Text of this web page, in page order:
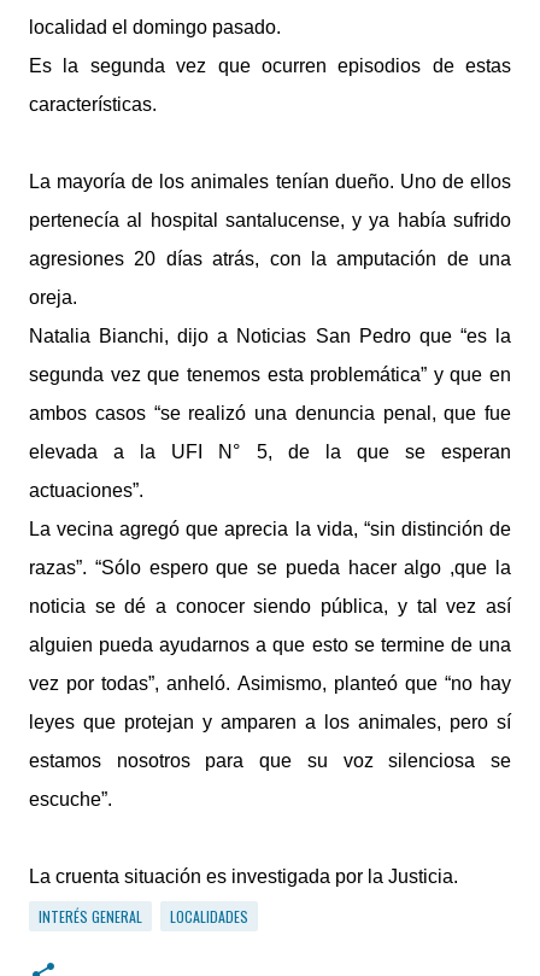
localidad el domingo pasado.
Es la segunda vez que ocurren episodios de estas
características.
La mayoría de los animales tenían dueño. Uno de ellos
pertenecía al hospital santalucense, y ya había sufrido
agresiones 20 días atrás, con la amputación de una
oreja.
Natalia Bianchi, dijo a Noticias San Pedro que “es la
segunda vez que tenemos esta problemática” y que en
ambos casos “se realizó una denuncia penal, que fue
elevada a la UFI N° 5, de la que se esperan
actuaciones”.
La vecina agregó que aprecia la vida, “sin distinción de
razas”. “Sólo espero que se pueda hacer algo ,que la
noticia se dé a conocer siendo pública, y tal vez así
alguien pueda ayudarnos a que esto se termine de una
vez por todas”, anheló. Asimismo, planteó que “no hay
leyes que protejan y amparen a los animales, pero sí
estamos nosotros para que su voz silenciosa se
escuche”.
La cruenta situación es investigada por la Justicia.
INTERÉS GENERAL
LOCALIDADES